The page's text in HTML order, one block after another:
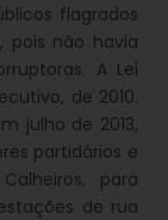
flagrados
pois não havia
A Lei
de 2010.
julho de 2013,
partidários e
para
de rua